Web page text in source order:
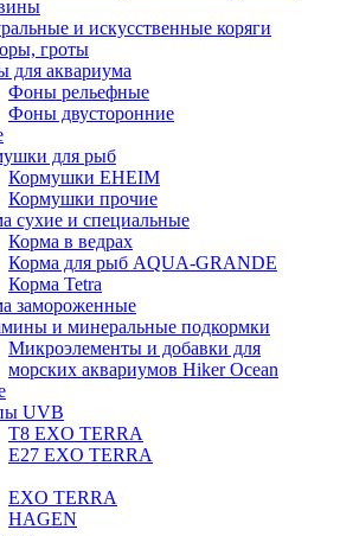
и искусственные коряги
гроты
для аквариума
Фоны рельефные
Фоны двусторонние
для рыб
Кормушки EHEIM
Кормушки прочие
сухие и специальные
Корма в ведрах
Корма для рыб AQUA-GRANDE
Корма Tetra
замороженные
и минеральные подкормки
Микроэлементы и добавки для
морских аквариумов Hiker Ocean
UVB
Т8 EXO TERRA
Е27 EXO TERRA
EXO TERRA
HAGEN